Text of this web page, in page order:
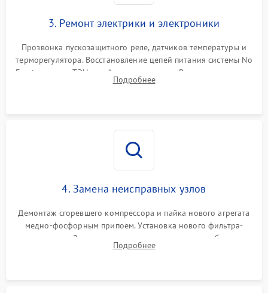
3. Ремонт электрики и электроники
Прозвонка пускозащитного реле, датчиков температуры и
терморегулятора. Восстановление цепей питания системы No
Frost, включая ТЭН оттайки и вентилятор. Ремонт или замена
платы управления при сбоях алгоритмов.
Подробнее
4. Замена неисправных узлов
Демонтаж сгоревшего компрессора и пайка нового агрегата
медно-фосфорным припоем. Установка нового фильтра-
осушителя. Замена изношенных вентиляторов обдува,
сломанных заслонок или поврежденных дверных петель.
Подробнее